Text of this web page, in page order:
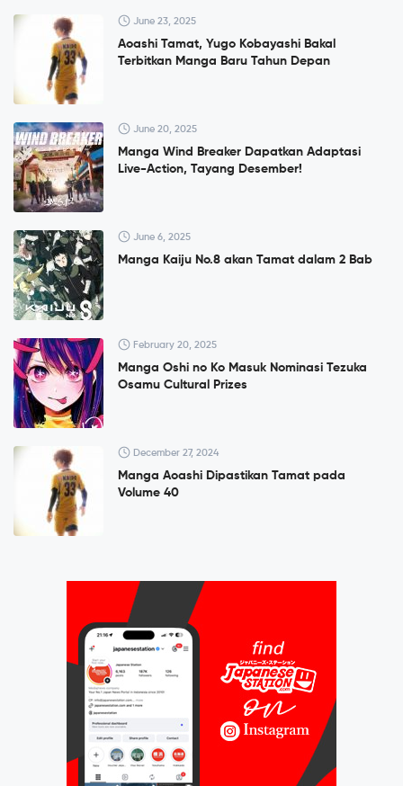
June 23, 2025
Aoashi Tamat, Yugo Kobayashi Bakal
Terbitkan Manga Baru Tahun Depan
June 20, 2025
Manga Wind Breaker Dapatkan Adaptasi
Live-Action, Tayang Desember!
June 6, 2025
Manga Kaiju No.8 akan Tamat dalam 2 Bab
February 20, 2025
Manga Oshi no Ko Masuk Nominasi Tezuka
Osamu Cultural Prizes
December 27, 2024
Manga Aoashi Dipastikan Tamat pada
Volume 40